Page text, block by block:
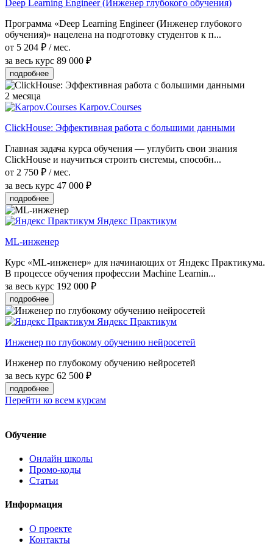
Deep Learning Engineer (Инженер глубокого обучения)
Программа «Deep Learning Engineer (Инженер глубокого
обучения)» нацелена на подготовку студентов к п...
от 5 204 ₽ / мес.
за весь курс 89 000 ₽
подробнее
2 месяца
Karpov.Courses
ClickHouse: Эффективная работа с большими данными
Главная задача курса обучения — углубить свои знания
ClickHouse и научиться строить системы, способн...
от 2 750 ₽ / мес.
за весь курс 47 000 ₽
подробнее
Яндекс Практикум
ML-инженер
Курс «ML-инженер» для начинающих от Яндекс Практикума.
В процессе обучения профессии Machine Learnin...
за весь курс 192 000 ₽
подробнее
Яндекс Практикум
Инженер по глубокому обучению нейросетей
Инженер по глубокому обучению нейросетей
за весь курс 62 500 ₽
подробнее
Перейти ко всем курсам
Обучение
Онлайн школы
Промо-коды
Статьи
Информация
О проекте
Контакты